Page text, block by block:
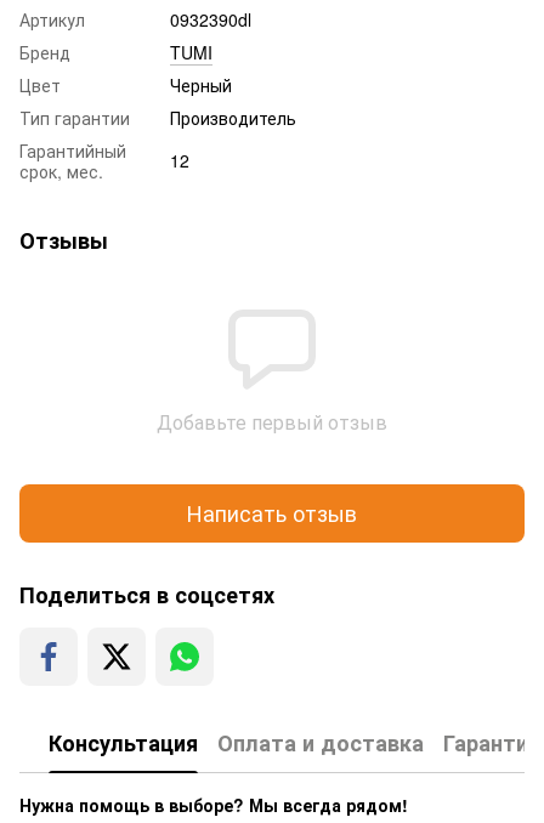
Артикул
0932390dl
Бренд
TUMI
Цвет
Черный
Тип гарантии
Производитель
Гарантийный
срок, мес.
12
Отзывы
Добавьте первый отзыв
Написать отзыв
Поделиться в соцсетях
Консультация Оплата и доставка Гарантия
Нужна помощь в выборе? Мы всегда рядом!